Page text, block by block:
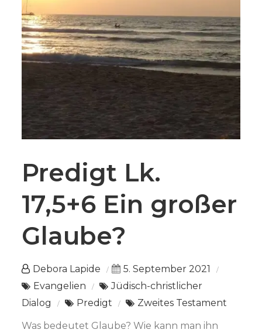
Predigt Lk.
17,5+6 Ein großer
Glaube?
Debora Lapide
5. September 2021
Evangelien
Jüdisch-christlicher
Dialog
Predigt Zweites Testament
Was bedeutet Glaube? Wie kann man ihn